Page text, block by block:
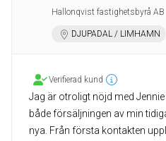
Hallonqvist fastighetsbyrå AB
DJUPADAL / LIMHAMN
Verifierad kund
Jag är otroligt nöjd med
både försäljningen av min
nya. Från första kontakten